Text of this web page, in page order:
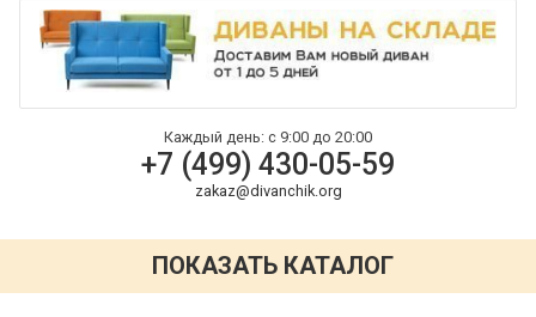
Оплата и доставка
Контакты
Каждый день: с 9:00 до 20:00
+7 (499) 430-05-59
zakaz@divanchik.org
ПОКАЗАТЬ КАТАЛОГ